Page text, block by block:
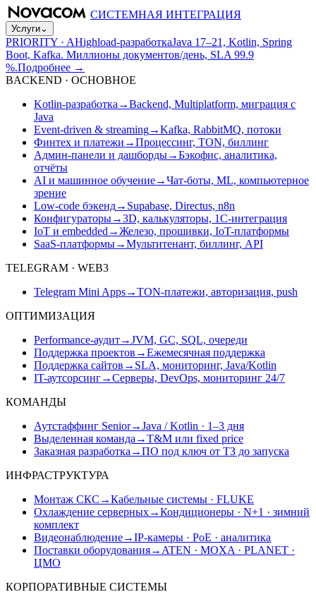
СИСТЕМНАЯ ИНТЕГРАЦИЯ
Услуги⌄
PRIORITY · AHighload-разработкаJava 17–21, Kotlin, Spring
Boot, Kafka. Миллионы документов/день, SLA 99.9
%.Подробнее →
BACKEND · ОСНОВНОЕ
Kotlin-разработка →Backend, Multiplatform, миграция с
Java
Event-driven & streaming→Kafka, RabbitMQ, потоки
Финтех и платежи →Процессинг, TON, биллинг
Админ-панели и дашборды→Бэкофис, аналитика,
отчёты
AI и машинное обучение→Чат-боты, ML, компьютерное
зрение
Low-code бэкенд→ Supabase, Directus, n8n
Конфигураторы→3D, калькуляторы, 1С-интеграция
IoT и embedded →Железо, прошивки, IoT-платформы
SaaS-платформы→Мультитенант, биллинг, API
TELEGRAM · WEB3
Telegram Mini Apps→TON-платежи, авторизация, push
ОПТИМИЗАЦИЯ
Performance-аудит→JVM, GC, SQL, очереди
Поддержка проектов →Ежемесячная поддержка
Поддержка сайтов → SLA, мониторинг, Java/Kotlin
IT-аутсорсинг→Серверы, DevOps, мониторинг 24/7
КОМАНДЫ
Аутстаффинг Senior→Java / Kotlin · 1–3 дня
Выделенная команда →T&M или fixed price
Заказная разработка →ПО под ключ от ТЗ до запуска
ИНФРАСТРУКТУРА
Монтаж СКС →Кабельные системы · FLUKE
Охлаждение серверных→Кондиционеры · N+1 · зимний
комплект
Видеонаблюдение→IP-камеры · PoE · аналитика
Поставки оборудования→ ATEN · MOXA · PLANET ·
ЦМО
КОРПОРАТИВНЫЕ СИСТЕМЫ